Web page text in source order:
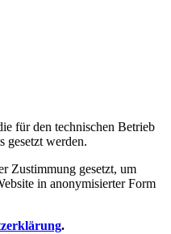
für den technischen Betrieb
gesetzt werden.
Zustimmung gesetzt, um
in anonymisierter Form
.